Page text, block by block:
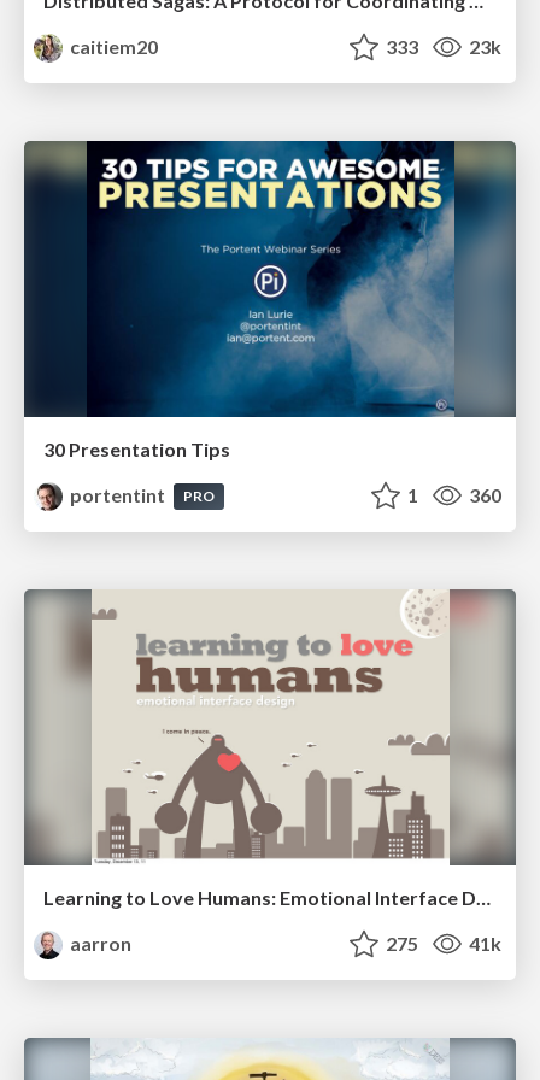
caitiem20
333 23k
30 Presentation Tips
portentint
PRO 1 360
Learning to Love Humans: Emotional Interface Design
aarron
275 41k